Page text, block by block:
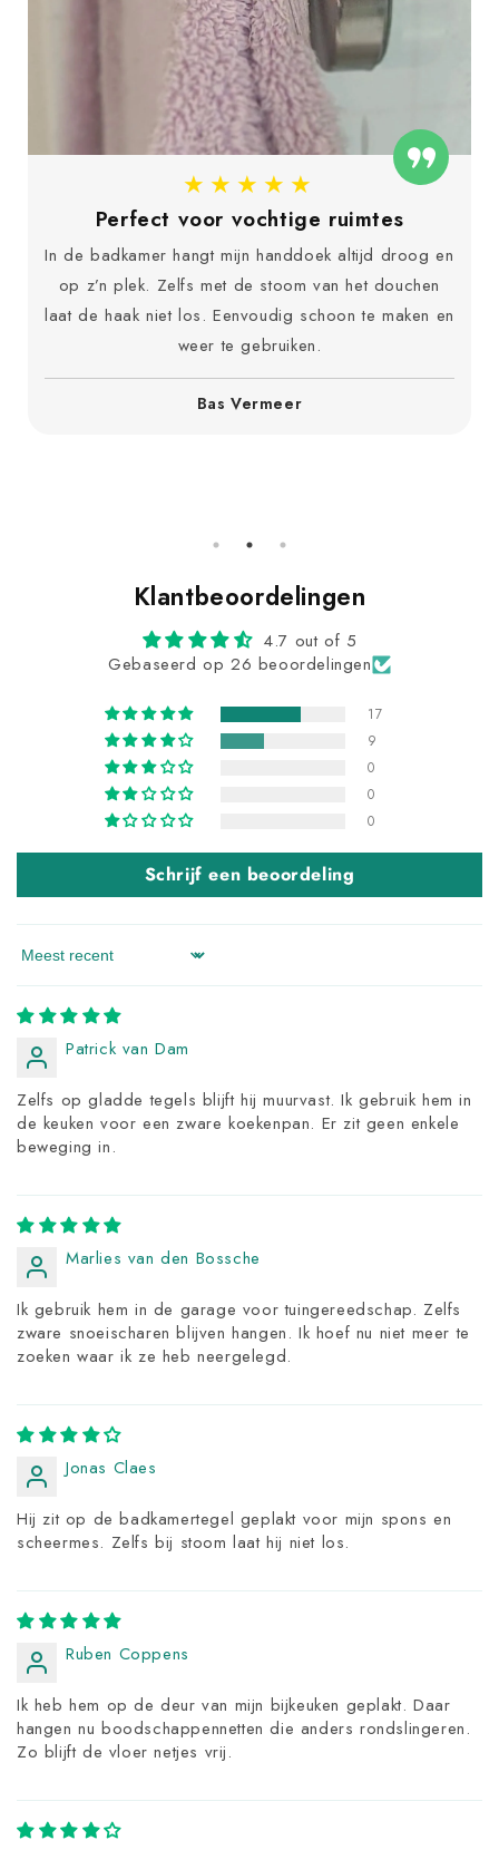
★★★★★
Perfect voor vochtige ruimtes
In de badkamer hangt mijn handdoek altijd droog en
op z’n plek. Zelfs met de stoom van het douchen
laat de haak niet los. Eenvoudig schoon te maken en
weer te gebruiken.
Bas Vermeer
Klantbeoordelingen
4.7 out of 5
Gebaseerd op 26 beoordelingen
17
9
0
0
0
Schrijf een beoordeling
Sort by
Patrick van Dam
Zelfs op gladde tegels blijft hij muurvast. Ik gebruik hem in
de keuken voor een zware koekenpan. Er zit geen enkele
beweging in.
Marlies van den Bossche
Ik gebruik hem in de garage voor tuingereedschap. Zelfs
zware snoeischaren blijven hangen. Ik hoef nu niet meer te
zoeken waar ik ze heb neergelegd.
Jonas Claes
Hij zit op de badkamertegel geplakt voor mijn spons en
scheermes. Zelfs bij stoom laat hij niet los.
Ruben Coppens
Ik heb hem op de deur van mijn bijkeuken geplakt. Daar
hangen nu boodschappennetten die anders rondslingeren.
Zo blijft de vloer netjes vrij.